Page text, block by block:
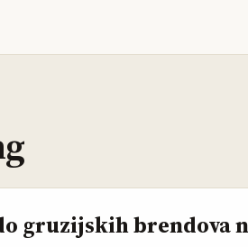
gruzijskih brendova